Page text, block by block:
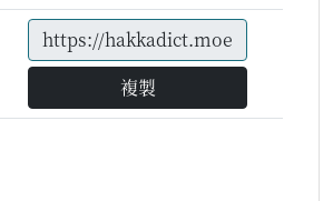
複製